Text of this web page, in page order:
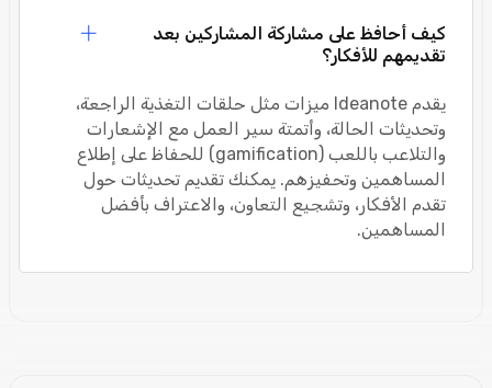
كيف أحافظ على مشاركة المشاركين بعد
تقديمهم للأفكار؟
يقدم Ideanote ميزات مثل حلقات التغذية الراجعة،
وتحديثات الحالة، وأتمتة سير العمل مع الإشعارات
والتلاعب باللعب (gamification) للحفاظ على إطلاع
المساهمين وتحفيزهم. يمكنك تقديم تحديثات حول
تقدم الأفكار، وتشجيع التعاون، والاعتراف بأفضل
المساهمين.